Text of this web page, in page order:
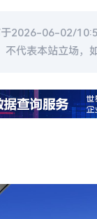
于2026-06-02/
不代表本站立场，